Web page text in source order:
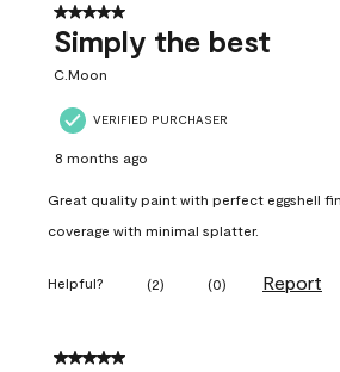
5 out of 5 stars.
Simply the best
C.Moon
VERIFIED PURCHASER
8 months ago
Great quality paint with perfect eggshell
coverage with minimal splatter.
Helpful? (2) (0) Report
5 out of 5 stars.